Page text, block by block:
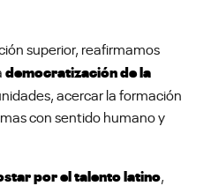
superior, reafirmamos
democratización de la
acercar la formación
con sentido humano y
por el talento latino,